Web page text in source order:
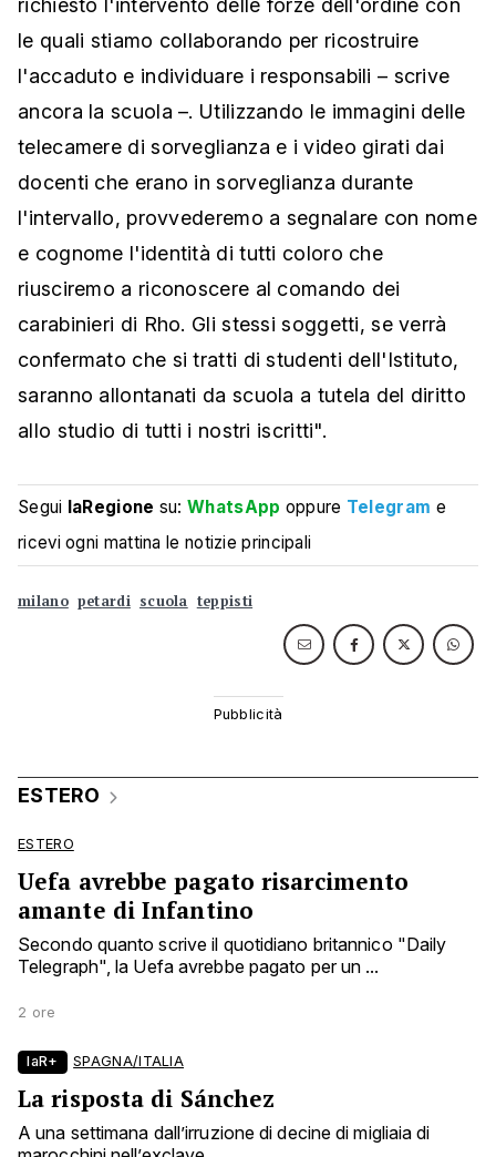
richiesto l'intervento delle forze dell'ordine con
le quali stiamo collaborando per ricostruire
l'accaduto e individuare i responsabili – scrive
ancora la scuola –. Utilizzando le immagini delle
telecamere di sorveglianza e i video girati dai
docenti che erano in sorveglianza durante
l'intervallo, provvederemo a segnalare con nome
e cognome l'identità di tutti coloro che
riusciremo a riconoscere al comando dei
carabinieri di Rho. Gli stessi soggetti, se verrà
confermato che si tratti di studenti dell'Istituto,
saranno allontanati da scuola a tutela del diritto
allo studio di tutti i nostri iscritti".
Segui laRegione su:WhatsApp oppure Telegram e
ricevi ogni mattina le notizie principali
milano petardi scuola teppisti
ESTERO
ESTERO
Uefa avrebbe pagato risarcimento
amante di Infantino
Secondo quanto scrive il quotidiano britannico "Daily
Telegraph", la Uefa avrebbe pagato per un ...
2 ore
laR+ SPAGNA/ITALIA
La risposta di Sánchez
A una settimana dall’irruzione di decine di migliaia di